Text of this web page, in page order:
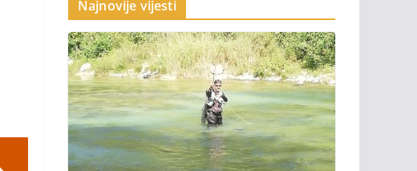
Najnovije vijesti